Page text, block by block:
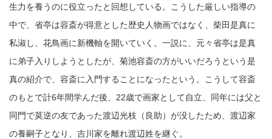
生力を養うのに役立ったと回想している。こうした厳しい指導の
中で、省亭は容斎が得意とした歴史人物画ではなく、柴田是真に
私淑し、花鳥画に新機軸を開いていく。一説に、元々省亭は是真
に弟子入りしようとしたが、菊池容斎の方がいいだろうという是
真の紹介で、容斎に入門することになったという。こうして容斎
のもとで計6年間学んだ後、22歳で画家として自立、同年には父と
同門で莫逆の友であった渡辺光枝（良助）が没したため、渡辺家
の養嗣子となり、吉川家を離れ渡辺姓を継ぐ。